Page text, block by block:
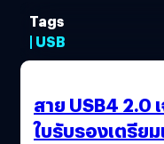
Tags
| USB
สาย USB4 2.0
ใบรับรองเตรีย